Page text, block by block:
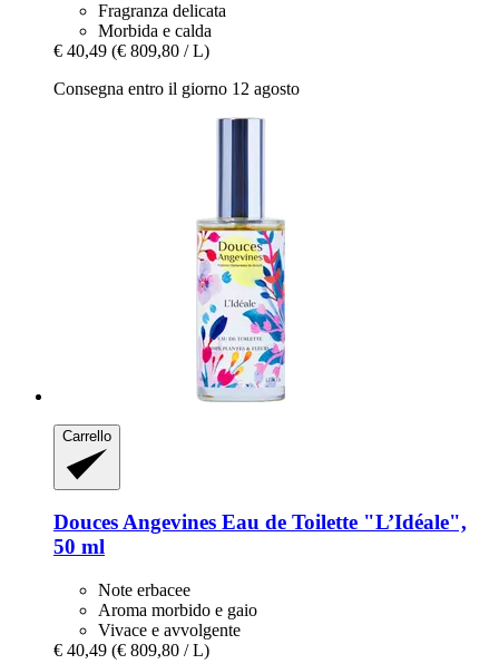
Fragranza delicata
Morbida e calda
€ 40,49 (€ 809,80 / L)
Consegna entro il giorno 12 agosto
Carrello
Douces Angevines Eau de Toilette "L’Idéale",
50 ml
Note erbacee
Aroma morbido e gaio
Vivace e avvolgente
€ 40,49 (€ 809,80 / L)